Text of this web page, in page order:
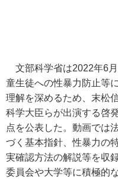
文部科学省は2022年6
童生徒への性暴力防止等
理解を深めるため、末松
科学大臣らが出演する啓
点を公表した。動画では
づく基本指針、性暴力の
実確認方法の解説等を収
委員会や大学等に積極的